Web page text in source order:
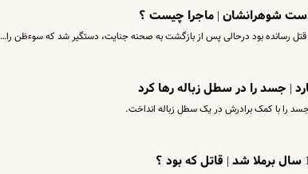
شوهرانشان | ماجرا چیست ؟
رسانده بود درحالی پس از بازگشت به صحنه جنایت، دستگیر شد که سوءظن را…
را با کمک برادرش در یک سطل زباله انداخت.